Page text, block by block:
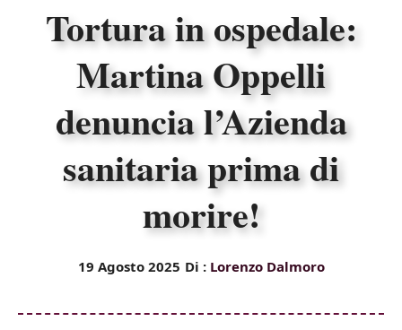
Tortura in ospedale:
Martina Oppelli
denuncia l’Azienda
sanitaria prima di
morire!
19 Agosto 2025 Di : Lorenzo Dalmoro